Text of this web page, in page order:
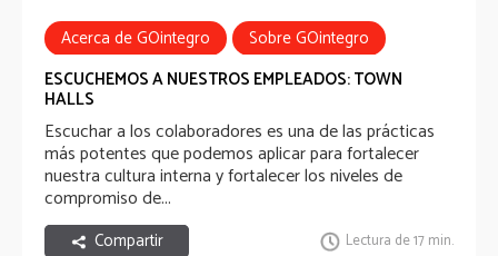
Acerca de GOintegro
Sobre GOintegro
Comunicación Interna
ESCUCHEMOS A NUESTROS EMPLEADOS: TOWN
HALLS
Escuchar a los colaboradores es una de las prácticas
más potentes que podemos aplicar para fortalecer
nuestra cultura interna y fortalecer los niveles de
compromiso de...
Compartir Lectura de 17 min.